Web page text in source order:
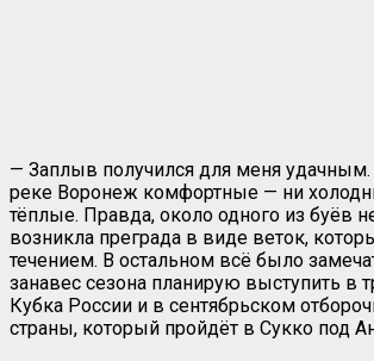
— Заплыв получился для меня
реке Воронеж комфортные — ни
тёплые. Правда, около одного из буёв
возникла преграда в виде веток,
течением. В остальном всё было
занавес сезона планирую выступить в
Кубка России и в сентябрьском
страны, который пройдёт в Сукко под